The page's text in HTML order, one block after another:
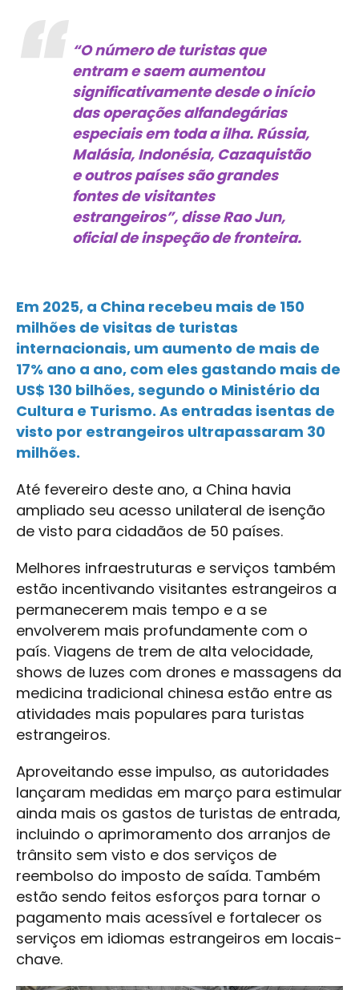
“O número de turistas que
entram e saem aumentou
significativamente desde o início
das operações alfandegárias
especiais em toda a ilha. Rússia,
Malásia, Indonésia, Cazaquistão
e outros países são grandes
fontes de visitantes
estrangeiros”, disse Rao Jun,
oficial de inspeção de fronteira.
Em 2025, a China recebeu mais de 150
milhões de visitas de turistas
internacionais, um aumento de mais de
17% ano a ano, com eles gastando mais de
US$ 130 bilhões, segundo o Ministério da
Cultura e Turismo. As entradas isentas de
visto por estrangeiros ultrapassaram 30
milhões.
Até fevereiro deste ano, a China havia
ampliado seu acesso unilateral de isenção
de visto para cidadãos de 50 países.
Melhores infraestruturas e serviços também
estão incentivando visitantes estrangeiros a
permanecerem mais tempo e a se
envolverem mais profundamente com o
país. Viagens de trem de alta velocidade,
shows de luzes com drones e massagens da
medicina tradicional chinesa estão entre as
atividades mais populares para turistas
estrangeiros.
Aproveitando esse impulso, as autoridades
lançaram medidas em março para estimular
ainda mais os gastos de turistas de entrada,
incluindo o aprimoramento dos arranjos de
trânsito sem visto e dos serviços de
reembolso do imposto de saída. Também
estão sendo feitos esforços para tornar o
pagamento mais acessível e fortalecer os
serviços em idiomas estrangeiros em locais-
chave.